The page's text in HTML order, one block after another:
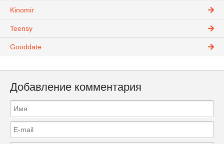
Kinomir
Teensy
Gooddate
Добавление комментария